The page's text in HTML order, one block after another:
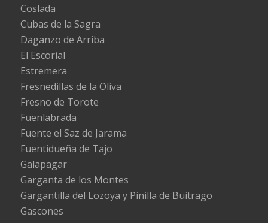
Coslada
Cubas de la Sagra
Daganzo de Arriba
El Escorial
Estremera
Fresnedillas de la Oliva
Fresno de Torote
Fuenlabrada
Fuente el Saz de Jarama
Fuentidueña de Tajo
Galapagar
Garganta de los Montes
Gargantilla del Lozoya y Pinilla de Buitrago
Gascones